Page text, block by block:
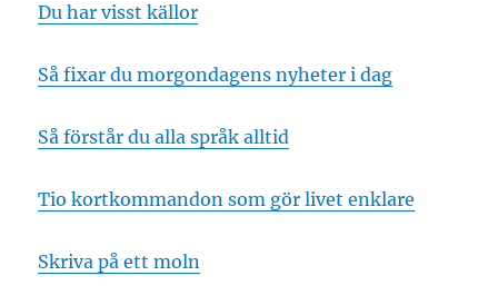
Du har visst källor
Så fixar du morgondagens nyheter i dag
Så förstår du alla språk alltid
Tio kortkommandon som gör livet enklare
Skriva på ett moln